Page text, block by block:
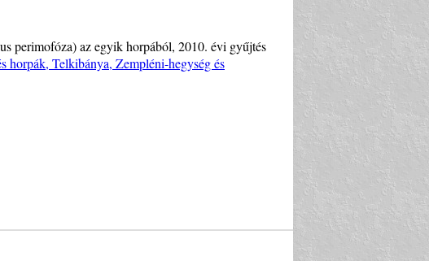
perimofóza) az egyik horpából, 2010. évi gyűjtés
horpák, Telkibánya, Zempléni-hegység és